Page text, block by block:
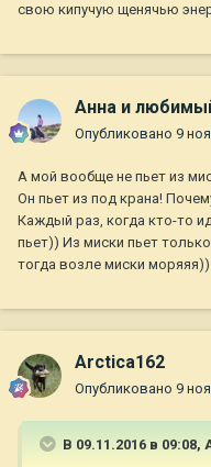
свою кипучую щенячью
Анна и
Опубликовано 9
А мой вообще не пьет из
Он пьет из под крана!
Каждый раз, когда кто-то
пьет)) Из миски пьет
тогда возле миски моряяя))
Arctica162
Опубликовано 9
В 09.11.2016 в 09:08,